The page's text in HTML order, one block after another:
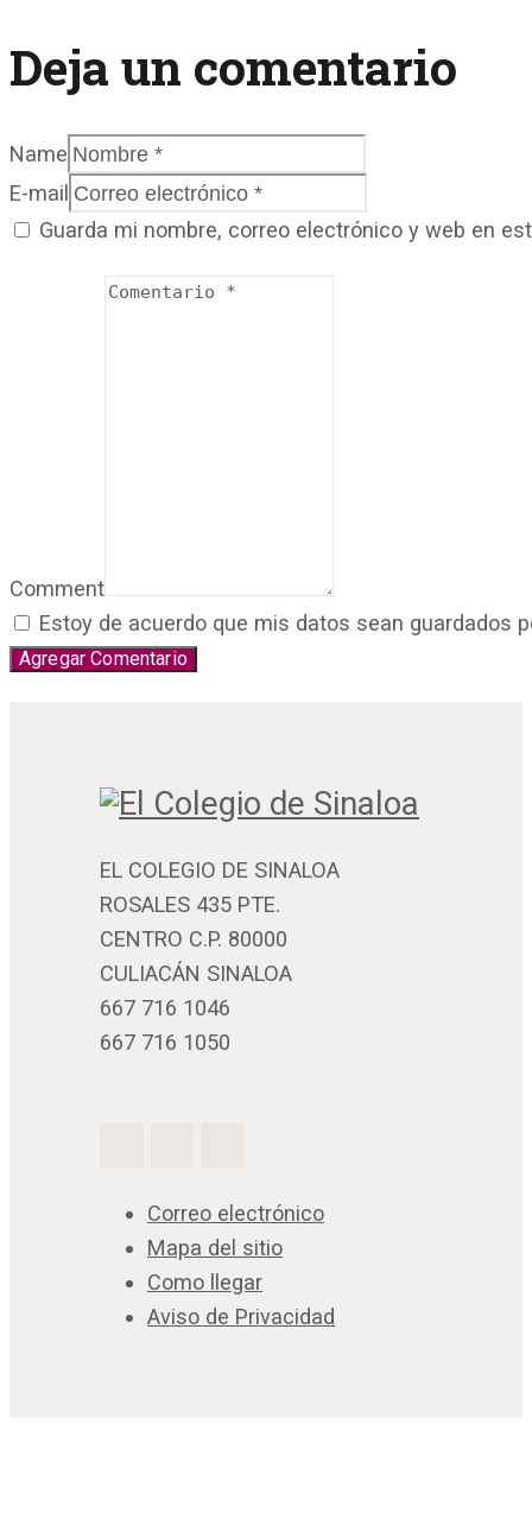
Deja un comentario
Name
E-mail
Guarda mi nombre, correo electrónico y web en
Comment
Estoy de acuerdo que mis datos sean guardados
EL COLEGIO DE SINALOA
ROSALES 435 PTE.
CENTRO C.P. 80000
CULIACÁN SINALOA
667 716 1046
667 716 1050
Correo electrónico
Mapa del sitio
Como llegar
Aviso de Privacidad